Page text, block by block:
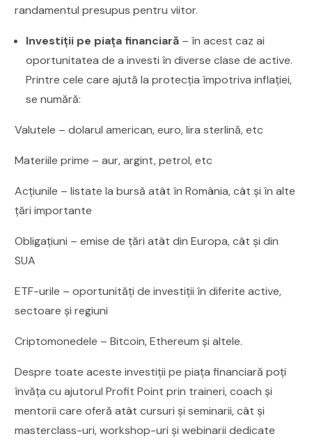
randamentul presupus pentru viitor.
Investiții pe piața financiară – în acest caz ai
oportunitatea de a investi în diverse clase de active.
Printre cele care ajută la protecția împotriva inflației,
se numără:
Valutele – dolarul american, euro, lira sterlină, etc
Materiile prime – aur, argint, petrol, etc
Acțiunile – listate la bursă atât în România, cât și în alte
țări importante
Obligațiuni – emise de țări atât din Europa, cât și din
SUA
ETF-urile – oportunități de investiții în diferite active,
sectoare și regiuni
Criptomonedele – Bitcoin, Ethereum și altele.
Despre toate aceste investiții pe piața financiară poți
învăța cu ajutorul Profit Point prin traineri, coach și
mentorii care oferă atât cursuri și seminarii, cât și
masterclass-uri, workshop-uri și webinarii dedicate